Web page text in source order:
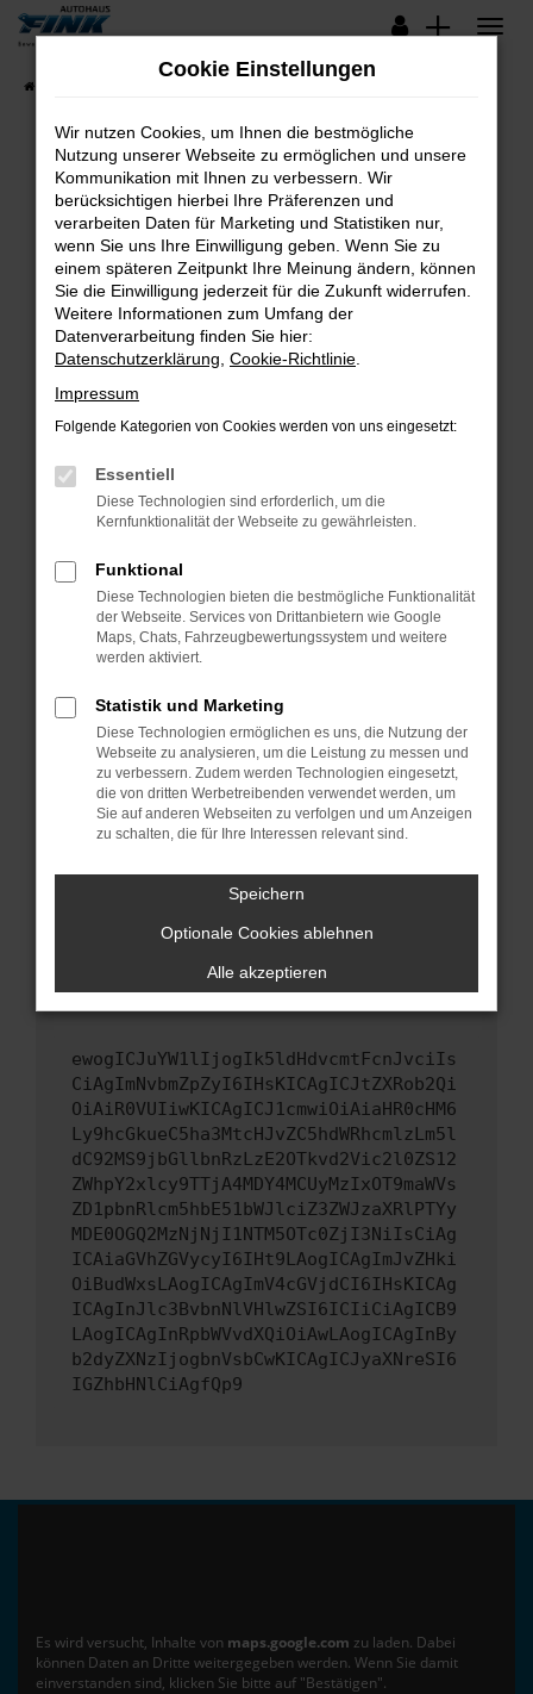
Zum
springen
Lagerfahrzeuge
Fehler: Network Error
Beim Laden ist ein Fehler aufgetreten.
Hier sind ein paar Tipps, die dir helfen können:
Überprüfe deine Firewall und deine
Internetverbindung.
Laden andere Webseiten, zum Beispiel deine
Suchmaschine?
Prüfe deine Browsererweiterungen.
können das Laden bestimmter Seiten
verhindern. Funktioniert die Seite in einem
anderen Browser oder in einem privaten
Starte dein Gerät neu.
Das kann manchmal helfen, vorübergehende
Probleme zu beheben.
Betriebssystem auf dem neuesten Stand
sind.
Veraltete Software birgt nicht nur ein
Sicherheitsrisiko, sondern kann auch dazu
führen, dass bestimmte Funktionen nicht mehr
unterstützt werden.
Wende dich an den Webseitenbetreiber.
Wenn du alle oben genannten Schritte versucht
hast, kontaktiere uns bitte. Wir werden
versuchen, das Problem zu beheben. Du kannst
uns diesen Text schicken, um uns bei der
ewogICJuYW1lIjogIk5ldHdvcmtFcnJvciIs
CiAgImNvbmZpZyI6IHsKICAgICJtZXRob2Qi
OiAiR0VUIiwKICAgICJ1cmwiOiAiaHR0cHM6
Ly9hcGkueC5ha3MtcHJvZC5hdWRhcmlzLm5l
dC92MS9jbGllbnRzLzE2OTkvd2Vic2l0ZS12
ZWhpY2xlcy9TTjA4MDY4MCUyMzIxOT9maWVs
ZD1pbnRlcm5hbE51bWJlciZ3ZWJzaXRlPTYy
MDE0OGQ2MzNjNjI1NTM5OTc0ZjI3NiIsCiAg
ICAiaGVhZGVycyI6IHt9LAogICAgImJvZHki
OiBudWxsLAogICAgImV4cGVjdCI6IHsKICAg
ICAgInJlc3BvbnNlVHlwZSI6ICIiCiAgICB9
LAogICAgInRpbWVvdXQiOiAwLAogICAgInBy
b2dyZXNzIjogbnVsbCwKICAgICJyaXNreSI6
IGZhbHNlCiAgfQp9
Es wird versucht, Inhalte von maps.google.com zu laden. Dabei
können Daten an Dritte weitergegeben werden. Wenn Sie damit
einverstanden sind, klicken Sie bitte auf "Bestätigen".
Cookie Einstellungen
Wir nutzen Cookies, um Ihnen die bestmögliche
Nutzung unserer Webseite zu ermöglichen und unsere
Kommunikation mit Ihnen zu verbessern. Wir
berücksichtigen hierbei Ihre Präferenzen und
verarbeiten Daten für Marketing und Statistiken nur,
wenn Sie uns Ihre Einwilligung geben. Wenn Sie zu
einem späteren Zeitpunkt Ihre Meinung ändern, können
Sie die Einwilligung jederzeit für die Zukunft widerrufen.
Weitere Informationen zum Umfang der
Datenverarbeitung finden Sie hier:
Datenschutzerklärung Cookie-Richtlinie
Impressum
Folgende Kategorien von Cookies werden von uns eingesetzt:
Essentiell
Diese Technologien sind erforderlich, um die
Kernfunktionalität der Webseite zu gewährleisten.
Funktional
Diese Technologien bieten die bestmögliche Funktionalität
der Webseite. Services von Drittanbietern wie Google
Maps, Chats, Fahrzeugbewertungssystem und weitere
werden aktiviert.
Statistik und Marketing
Diese Technologien ermöglichen es uns, die Nutzung der
Webseite zu analysieren, um die Leistung zu messen und
zu verbessern. Zudem werden Technologien eingesetzt,
die von dritten Werbetreibenden verwendet werden, um
Sie auf anderen Webseiten zu verfolgen und um Anzeigen
zu schalten, die für Ihre Interessen relevant sind.
Speichern
Optionale Cookies ablehnen
Alle akzeptieren